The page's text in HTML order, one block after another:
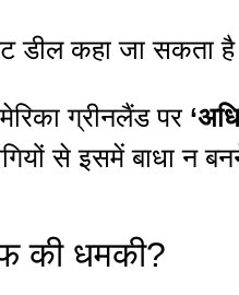
डील कहा जा सकता
ग्रीनलैंड पर
से इसमें बाधा न
की धमकी?